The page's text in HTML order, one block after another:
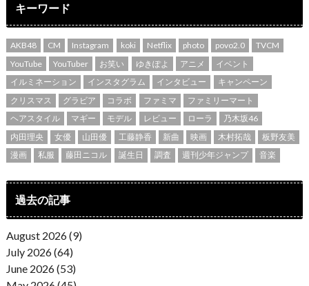
キーワード
AKB48 CM Instagram koki Netflix photo povo2.0
TVCM
YouTube
YouTuber お笑い ゆきぽよ アニメ
イベント
イルミネーション
インスタグラム インタビュー
キャンペーン
クリスマス
グラビア コラボ ファミマ
ファミリーマート
ヘアスタイル
マギー モデル レビュー ローラ
乃木坂46
内田理央
女優 山田優 工藤静香 新曲 映画 木村拓哉
板野友美
漫画
私服 藤田ニコル 誕生日 調査 週刊少年ジャンプ 音楽
過去の記事
August 2026 (9)
July 2026 (64)
June 2026 (53)